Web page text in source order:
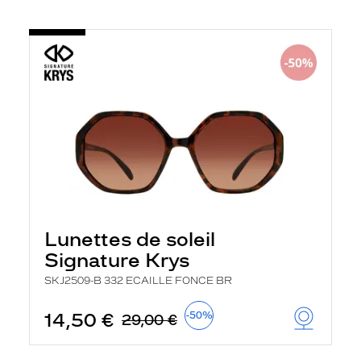
Lunettes de soleil
Signature Krys
SKJ2509-B 332 ECAILLE FONCE BR
14,50 € 29,00 € -50%